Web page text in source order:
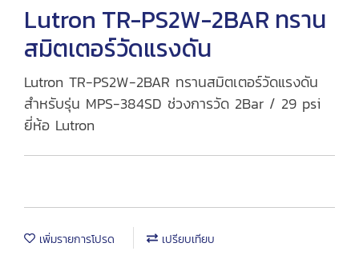
Lutron TR-PS2W-2BAR ทราน
สมิตเตอร์วัดแรงดัน
Lutron TR-PS2W-2BAR ทรานสมิตเตอร์วัดแรงดัน
สำหรับรุ่น MPS-384SD ช่วงการวัด 2Bar / 29 psi
ยี่ห้อ Lutron
เพิ่มรายการโปรด เปรียบเทียบ